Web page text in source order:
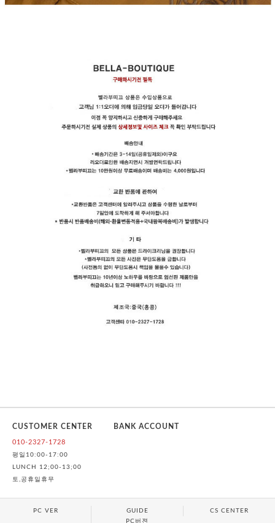
CUSTOMER CENTER
010-2327-1728
평일10:00-17:00
LUNCH 12;00-13;00
토,공휴일휴무
BANK ACCOUNT
PC VER GUIDE
CS CENTER
PC버젼